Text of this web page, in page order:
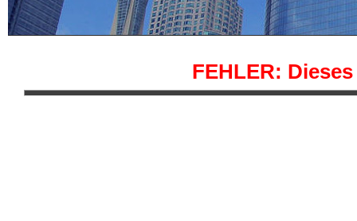
FEHLER: